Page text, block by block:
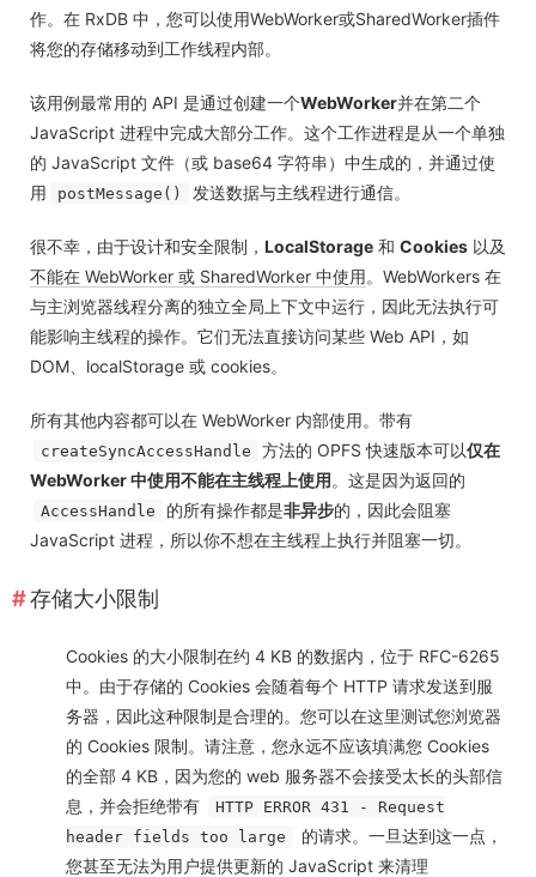
作。在 RxDB 中，您可以使用WebWorker或SharedWorker插件
将您的存储移动到工作线程内部。
该用例最常用的 API 是通过创建一个WebWorker并在第二个
JavaScript 进程中完成大部分工作。这个工作进程是从一个单独
的 JavaScript 文件（或 base64 字符串）中生成的，并通过使
用
postMessage() 发送数据与主线程进行通信。
很不幸，由于设计和安全限制， LocalStorage 和 Cookies 以及
不能在 WebWorker 或 SharedWorker 中使用。WebWorkers 在
与主浏览器线程分离的独立全局上下文中运行，因此无法执行可
能影响主线程的操作。它们无法直接访问某些 Web API，如
DOM、localStorage 或 cookies。
所有其他内容都可以在 WebWorker 内部使用。带有
createSyncAccessHandle 方法的 OPFS 快速版本可以仅在
WebWorker 中使用不能在主线程上使用。这是因为返回的
AccessHandle 的所有操作都是非异步的，因此会阻塞
JavaScript 进程，所以你不想在主线程上执行并阻塞一切。
存储大小限制
Cookies 的大小限制在约 4 KB 的数据内，位于 RFC-6265
中。由于存储的 Cookies 会随着每个 HTTP 请求发送到服
务器，因此这种限制是合理的。您可以在这里测试您浏览器
的 Cookies 限制。请注意，您永远不应该填满您 Cookies
的全部 4 KB，因为您的 web 服务器不会接受太长的头部信
息，并会拒绝带有
HTTP ERROR 431 - Request
header fields too large
的请求。一旦达到这一点，
您甚至无法为用户提供更新的 JavaScript 来清理